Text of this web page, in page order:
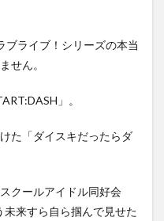
ブライブ！シリーズの本当
せん。
」。
た「ダイスキだったらダ
クールアイドル同好会
来すら自ら掴んで見せた